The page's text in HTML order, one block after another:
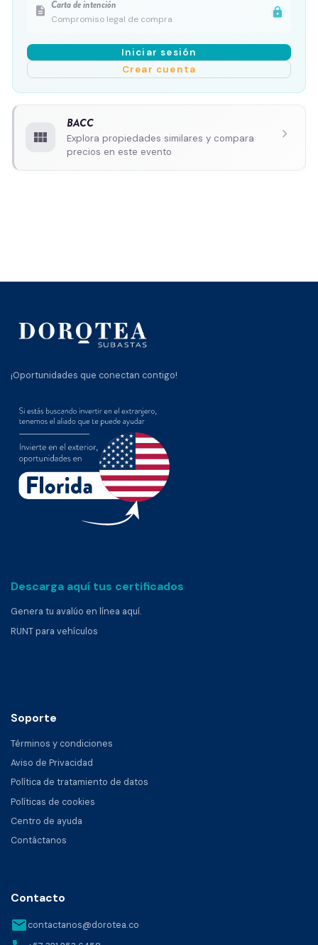
description Carta de intención
Compromiso legal de compra
lock
Iniciar sesión
Crear cuenta
view_module
BACC
Explora propiedades similares y compara
precios en este evento
chevron_right
¡Oportunidades que conectan contigo!
Descarga aquí tus certificados
Genera tu avalúo en línea aquí.
RUNT para vehículos
Soporte
Términos y condiciones
Aviso de Privacidad
Política de tratamiento de datos
Políticas de cookies
Centro de ayuda
Contáctanos
Contacto
emailcontactanos@dorotea.co